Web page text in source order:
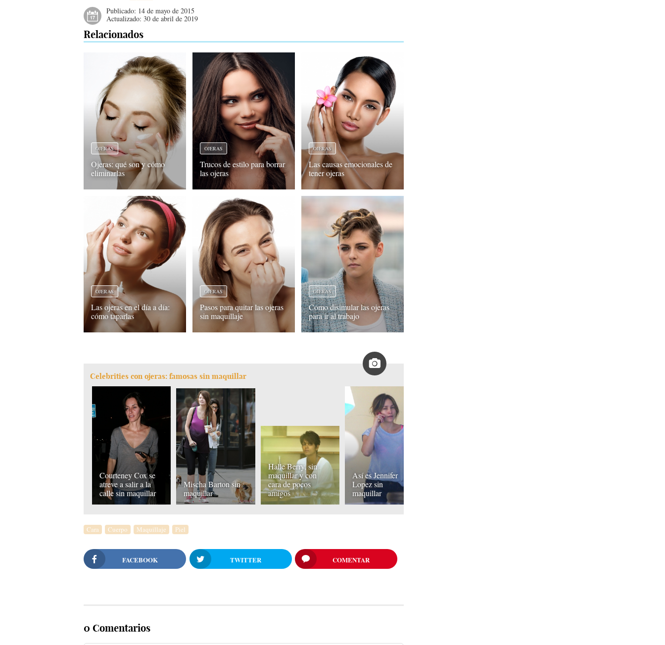
Publicado: 14 de mayo de 2015
Actualizado:30 de abril de 2019
Relacionados
OJERAS
Ojeras: qué son y cómo
eliminarlas
OJERAS
Trucos de estilo para borrar
las ojeras
OJERAS
Las causas emocionales de
tener ojeras
OJERAS
Las ojeras en el día a día:
cómo taparlas
OJERAS
Pasos para quitar las ojeras
sin maquillaje
OJERAS
Cómo disimular las ojeras
para ir al trabajo
Celebrities con ojeras: famosas sin maquillar
Courteney Cox se
atreve a salir a la
calle sin maquillar
Mischa Barton sin
maquillar
Halle Berry, sin
maquillar y con
cara de pocos
amigos
Así es Jennifer
Lopez sin
maquillar
Cara Cuerpo Maquillaje Piel
FACEBOOK TWITTER COMENTAR
0 Comentarios